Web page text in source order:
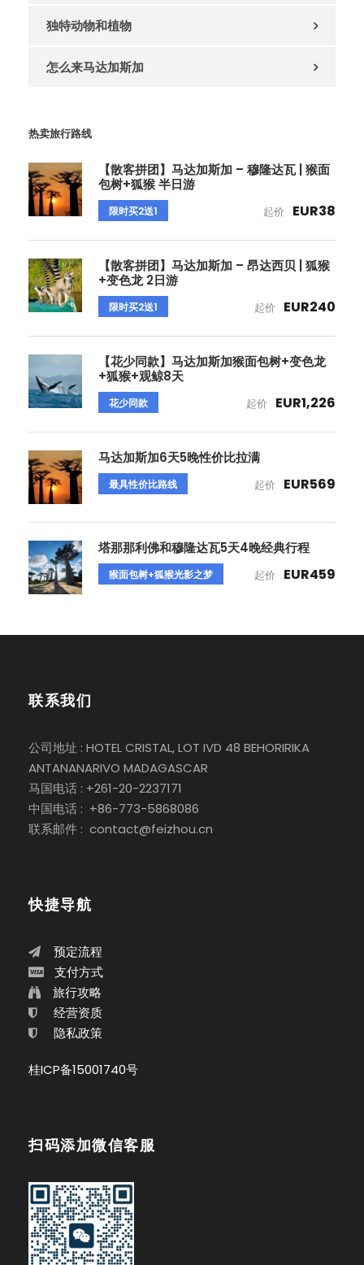
独特动物和植物
怎么来马达加斯加
热卖旅行路线
【散客拼团】马达加斯加 – 穆隆达瓦 | 猴面
包树+狐猴 半日游
限时买2送1 起价 EUR38
【散客拼团】马达加斯加 – 昂达西贝 | 狐猴
+变色龙 2日游
限时买2送1 起价 EUR240
【花少同款】马达加斯加猴面包树+变色龙
+狐猴+观鲸8天
花少同款 起价 EUR1,226
马达加斯加6天5晚性价比拉满
最具性价比路线 起价 EUR569
塔那那利佛和穆隆达瓦5天4晚经典行程
猴面包树+狐猴光影之梦 起价 EUR459
联系我们
公司地址 : HOTEL CRISTAL, LOT IVD 48 BEHORIRIKA
ANTANANARIVO MADAGASCAR
马国电话 : +261-20-2237171
中国电话 : +86-773-5868086
联系邮件 : contact@feizhou.cn
快捷导航
预定流程
支付方式
旅行攻略
经营资质
隐私政策
桂ICP备15001740号
扫码添加微信客服